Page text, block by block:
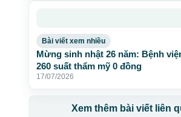
Bài viết xem nhiều
Mừng sinh nhật 26 năm: Bệnh
260 suất thẩm mỹ 0 đồng
17/07/2026
Xem thêm bài viết liên